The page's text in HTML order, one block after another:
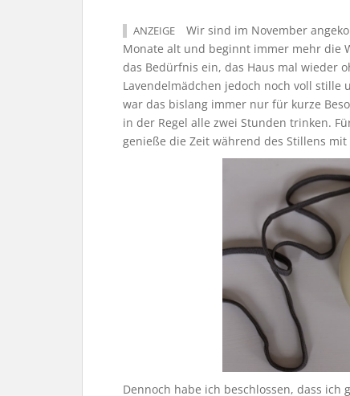
ANZEIGE
Wir sind im November
Monate alt und beginnt immer mehr die
das Bedürfnis ein, das Haus mal wieder
Lavendelmädchen jedoch noch voll stille
war das bislang immer nur für kurze
in der Regel alle zwei Stunden trinken.
genieße die Zeit während des Stillens
Dennoch habe ich beschlossen, dass